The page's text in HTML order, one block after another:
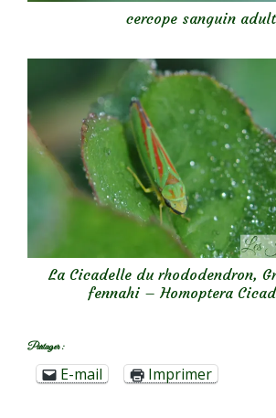
cercope sanguin
La Cicadelle du rhododendron,
fennahi – Homoptera
Partager :
E-mail Imprimer